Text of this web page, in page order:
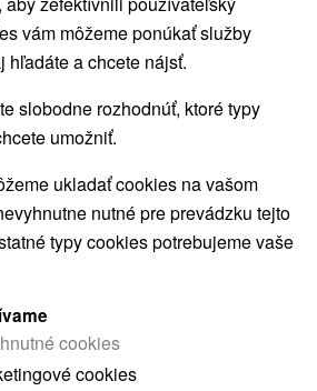
alebo termín
NAJDRAHŠIE
vám môžeme ponúkať služby
hľadáte a chcete nájsť.
slobodne rozhodnúť, ktoré typy
umožniť.
ukladať cookies na vašom
nutné pre prevádzku tejto
typy cookies potrebujeme vaše
cookies
cookies